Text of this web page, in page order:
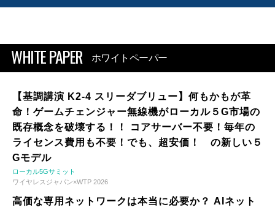
WHITE PAPER ホワイトペーパー
【基調講演 K2-4 スリーダブリュー】何もかもが革
命！ゲームチェンジャー無線機がローカル５G市場の
既存概念を破壊する！！ コアサーバー不要！毎年の
ライセンス費用も不要！でも、超安価！ の新しい５
Gモデル
ローカル5Gサミット
ワイヤレスジャパン×WTP 2026
高価な専用ネットワークは本当に必要か？ AIネット